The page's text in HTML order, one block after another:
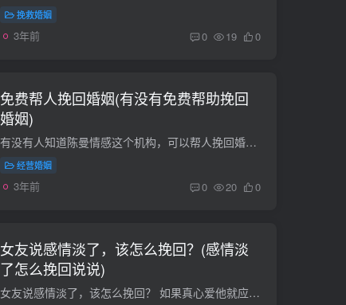
挽救婚姻
3年前 0 19 0
免费帮人挽回婚姻(有没有免费帮助挽回
婚姻)
有没有人知道陈曼情感这个机构，可以帮人挽回婚姻是真的吗？ 我知道陈曼情感，当时我报的时候也觉得是骗人的，上网上咨询了很多，我老公出轨了，情况蛮紧急，他们老师一直催我报名，后面因为我...
经营婚姻
3年前 0 20 0
女友说感情淡了，该怎么挽回？(感情淡
了怎么挽回说说)
女友说感情淡了，该怎么挽回？ 如果真心爱他就应该，挽回爱人 如果一段感情变淡了该怎么办 变淡了，说明再一起感觉变了， 也许你在他（她）心理没有什么新鲜感了 如果你想挽回这段爱情 那就出让...